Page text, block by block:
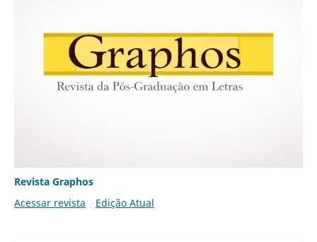
Revista Graphos
Acessar revista
Edição Atual